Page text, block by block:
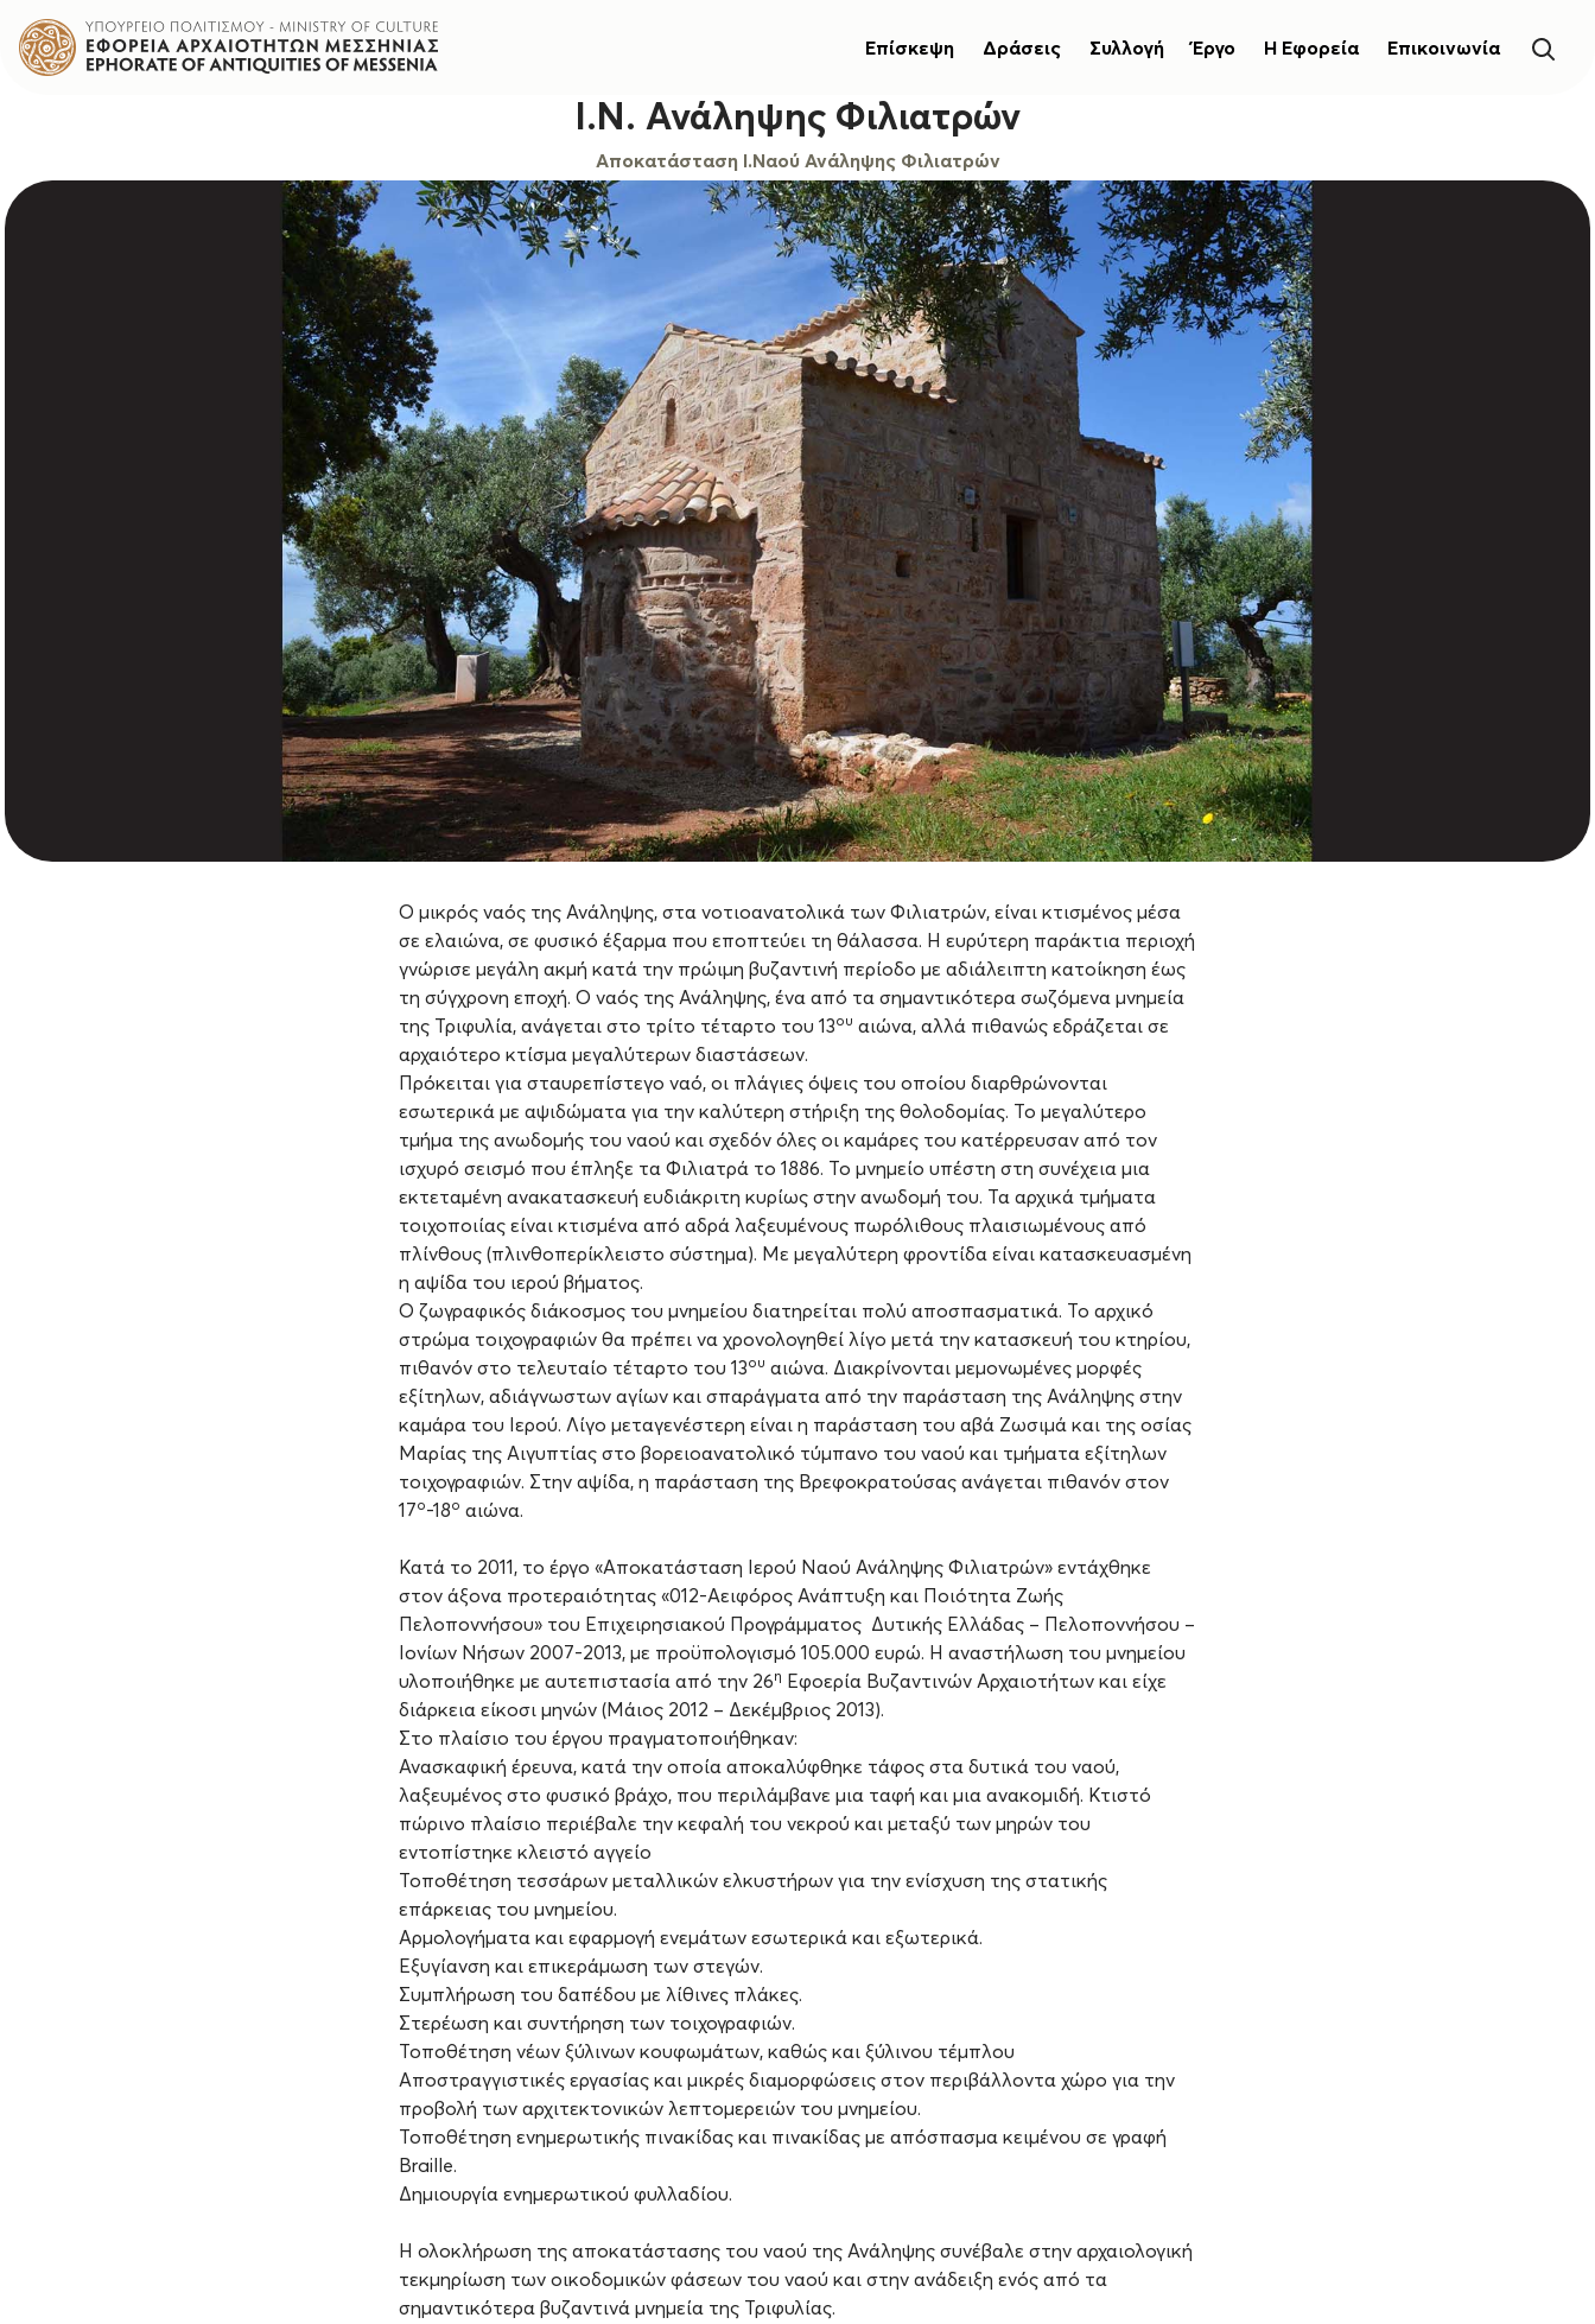
Επίσκεψη Δράσεις Συλλογή Έργο Η Εφορεία Επικοινωνία
Ι.Ν. Ανάληψης Φιλιατρών
Αποκατάσταση Ι.Ναού Ανάληψης Φιλιατρών
Ο μικρός ναός της Ανάληψης, στα νοτιοανατολικά των Φιλιατρών, είναι κτισμένος μέσα
σε ελαιώνα, σε φυσικό έξαρμα που εποπτεύει τη θάλασσα. Η ευρύτερη παράκτια περιοχή
γνώρισε μεγάλη ακμή κατά την πρώιμη βυζαντινή περίοδο με αδιάλειπτη κατοίκηση έως
τη σύγχρονη εποχή. Ο ναός της Ανάληψης, ένα από τα σημαντικότερα σωζόμενα μνημεία
της Τριφυλία, ανάγεται στο τρίτο τέταρτο του 13ου αιώνα, αλλά πιθανώς εδράζεται σε
αρχαιότερο κτίσμα μεγαλύτερων διαστάσεων.
Πρόκειται για σταυρεπίστεγο ναό, οι πλάγιες όψεις του οποίου διαρθρώνονται
εσωτερικά με αψιδώματα για την καλύτερη στήριξη της θολοδομίας. Το μεγαλύτερο
τμήμα της ανωδομής του ναού και σχεδόν όλες οι καμάρες του κατέρρευσαν από τον
ισχυρό σεισμό που έπληξε τα Φιλιατρά το 1886. Το μνημείο υπέστη στη συνέχεια μια
εκτεταμένη ανακατασκευή ευδιάκριτη κυρίως στην ανωδομή του. Τα αρχικά τμήματα
τοιχοποιίας είναι κτισμένα από αδρά λαξευμένους πωρόλιθους πλαισιωμένους από
πλίνθους (πλινθοπερίκλειστο σύστημα). Με μεγαλύτερη φροντίδα είναι κατασκευασμένη
η αψίδα του ιερού βήματος.
Ο ζωγραφικός διάκοσμος του μνημείου διατηρείται πολύ αποσπασματικά. Το αρχικό
στρώμα τοιχογραφιών θα πρέπει να χρονολογηθεί λίγο μετά την κατασκευή του κτηρίου,
πιθανόν στο τελευταίο τέταρτο του 13ου αιώνα. Διακρίνονται μεμονωμένες μορφές
εξίτηλων, αδιάγνωστων αγίων και σπαράγματα από την παράσταση της Ανάληψης στην
καμάρα του Ιερού. Λίγο μεταγενέστερη είναι η παράσταση του αβά Ζωσιμά και της οσίας
Μαρίας της Αιγυπτίας στο βορειοανατολικό τύμπανο του ναού και τμήματα εξίτηλων
τοιχογραφιών. Στην αψίδα, η παράσταση της Βρεφοκρατούσας ανάγεται πιθανόν στον
17ο-18ο αιώνα.
Κατά το 2011, το έργο «Αποκατάσταση Ιερού Ναού Ανάληψης Φιλιατρών» εντάχθηκε
στον άξονα προτεραιότητας «012-Αειφόρος Ανάπτυξη και Ποιότητα Ζωής
Πελοποννήσου» του Επιχειρησιακού Προγράμματος Δυτικής Ελλάδας – Πελοποννήσου –
Ιονίων Νήσων 2007-2013, με προϋπολογισμό 105.000 ευρώ. Η αναστήλωση του μνημείου
υλοποιήθηκε με αυτεπιστασία από την 26η
Εφοερία Βυζαντινών Αρχαιοτήτων και είχε
διάρκεια είκοσι μηνών (Μάιος 2012 – Δεκέμβριος 2013).
Στο πλαίσιο του έργου πραγματοποιήθηκαν:
Ανασκαφική έρευνα, κατά την οποία αποκαλύφθηκε τάφος στα δυτικά του ναού,
λαξευμένος στο φυσικό βράχο, που περιλάμβανε μια ταφή και μια ανακομιδή. Κτιστό
πώρινο πλαίσιο περιέβαλε την κεφαλή του νεκρού και μεταξύ των μηρών του
εντοπίστηκε κλειστό αγγείο
Τοποθέτηση τεσσάρων μεταλλικών ελκυστήρων για την ενίσχυση της στατικής
επάρκειας του μνημείου.
Αρμολογήματα και εφαρμογή ενεμάτων εσωτερικά και εξωτερικά.
Εξυγίανση και επικεράμωση των στεγών.
Συμπλήρωση του δαπέδου με λίθινες πλάκες.
Στερέωση και συντήρηση των τοιχογραφιών.
Τοποθέτηση νέων ξύλινων κουφωμάτων, καθώς και ξύλινου τέμπλου
Αποστραγγιστικές εργασίας και μικρές διαμορφώσεις στον περιβάλλοντα χώρο για την
προβολή των αρχιτεκτονικών λεπτομερειών του μνημείου.
Τοποθέτηση ενημερωτικής πινακίδας και πινακίδας με απόσπασμα κειμένου σε γραφή
Braille.
Δημιουργία ενημερωτικού φυλλαδίου.
Η ολοκλήρωση της αποκατάστασης του ναού της Ανάληψης συνέβαλε στην αρχαιολογική
τεκμηρίωση των οικοδομικών φάσεων του ναού και στην ανάδειξη ενός από τα
σημαντικότερα βυζαντινά μνημεία της Τριφυλίας.